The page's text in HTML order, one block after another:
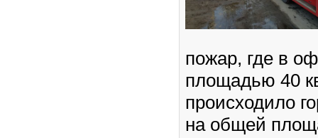
пожар, где в
площадью 40
происходило
на общей